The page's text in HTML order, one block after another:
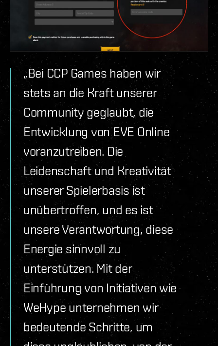
„Bei CCP Games haben wir
stets an die Kraft unserer
Community geglaubt, die
Entwicklung von EVE Online
voranzutreiben. Die
Leidenschaft und Kreativität
unserer Spielerbasis ist
unübertroffen, und es ist
unsere Verantwortung, diese
Energie sinnvoll zu
unterstützen. Mit der
Einführung von Initiativen wie
WeHype unternehmen wir
bedeutende Schritte, um